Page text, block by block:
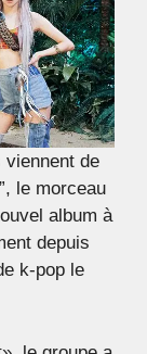
viennent de
le morceau
album à
depuis
k-pop le